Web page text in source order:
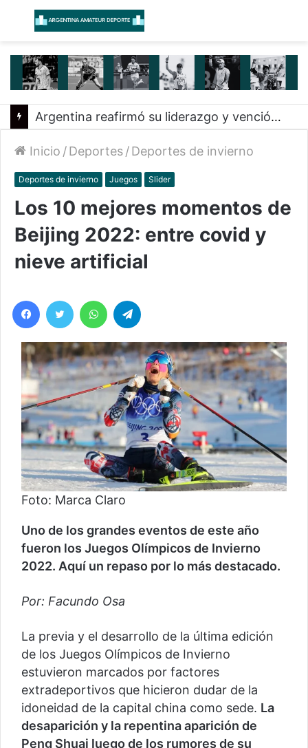
Menú
Confirmado el equipo de pesistas para Santa Fe 2026
Inicio /Deportes/Deportes de invierno
Deportes de invierno Juegos Slider
Los 10 mejores momentos de
Beijing 2022: entre covid y
nieve artificial
Facebook
Twitter WhatsApp
Foto: Marca Claro
Uno de los grandes eventos de este año
fueron los Juegos Olímpicos de Invierno
2022. Aquí un repaso por lo más destacado.
Por: Facundo Osa
La previa y el desarrollo de la última edición
de los Juegos Olímpicos de Invierno
estuvieron marcados por factores
extradeportivos que hicieron dudar de la
idoneidad de la capital china como sede. La
desaparición y la repentina aparición de
Peng Shuai luego de los rumores de su